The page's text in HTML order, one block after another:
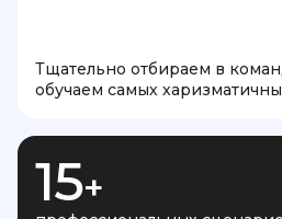
Тщательно отбираем в
обучаем самых
15+